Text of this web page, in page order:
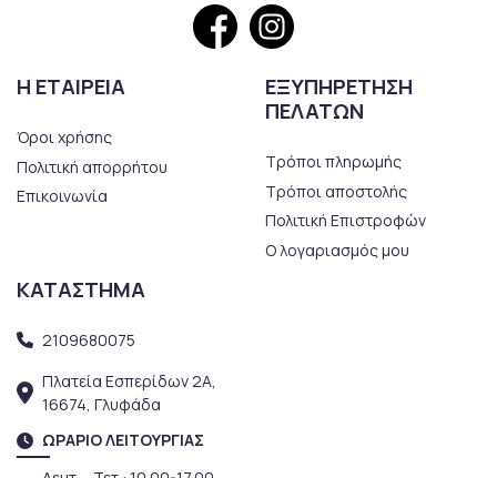
Η ΕΤΑΙΡΕΙΑ
Όροι χρήσης
Πολιτική απορρήτου
Επικοινωνία
ΕΞΥΠΗΡΕΤΗΣΗ
ΠΕΛΑΤΩΝ
Τρόποι πληρωμής
Τρόποι αποστολής
Πολιτική Επιστροφών
Ο λογαριασμός μου
ΚΑΤΑΣΤΗΜΑ
2109680075
Πλατεία Εσπερίδων 2Α,
16674, Γλυφάδα
ΩΡΑΡΙΟ ΛΕΙΤΟΥΡΓΙΑΣ